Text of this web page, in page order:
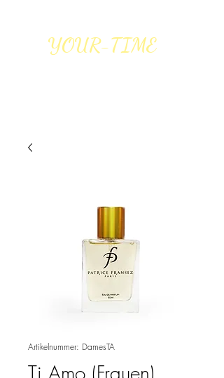
YOUR-TIME
Artikelnummer: DamesTA
Ti Amo (Frauen)